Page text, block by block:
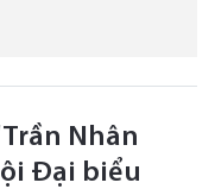
Nhân
Đại biểu